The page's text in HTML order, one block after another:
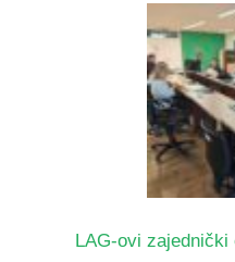
LAG-ovi